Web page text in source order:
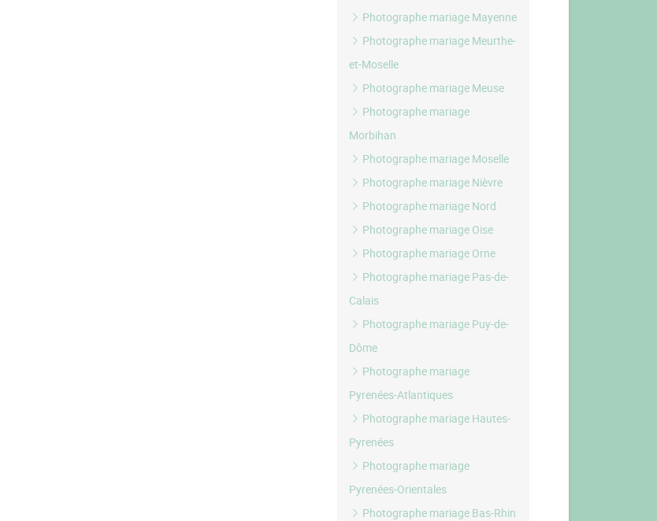
Photographe mariage Mayenne
Photographe mariage Meurthe-
et-Moselle
Photographe mariage Meuse
Photographe mariage
Morbihan
Photographe mariage Moselle
Photographe mariage Nièvre
Photographe mariage Nord
Photographe mariage Oise
Photographe mariage Orne
Photographe mariage Pas-de-
Calais
Photographe mariage Puy-de-
Dôme
Photographe mariage
Pyrenées-Atlantiques
Photographe mariage Hautes-
Pyrenées
Photographe mariage
Pyrenées-Orientales
Photographe mariage Bas-Rhin